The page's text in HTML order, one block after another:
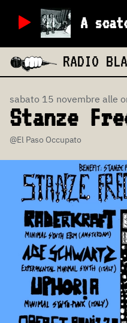
A
RADIO
sabato 15 novembre alle
Stanze
@El Paso Occupato